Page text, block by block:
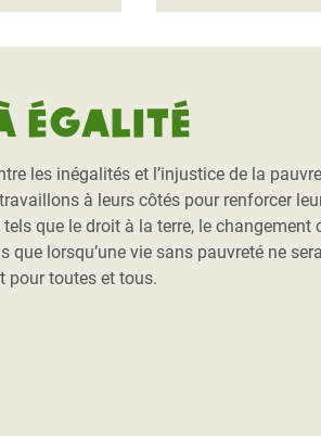
égalité
les inégalités et l’injustice de la
à leurs côtés pour renforcer
que le droit à la terre, le changement
lorsqu’une vie sans pauvreté ne
pour toutes et tous.